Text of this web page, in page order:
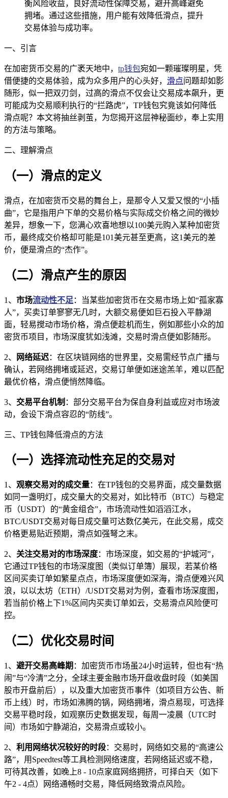
衡风险收益，良好流动性保障交易，避开高峰避免
拥堵。通过这些措施，用户能有效降低滑点，提升
交易体验与成功率。
一、引言
在加密货币交易的广袤天地中， tp钱包宛如一颗璀璨明星，凭
借便捷的交易体验，成为众多用户的心头好， 滑点问题却如影
随形，似一把双刃剑，过高的滑点不仅会让交易成本飙升，更
可能成为交易顺利执行的“拦路虎”，TP钱包究竟该如何降低
滑点呢？本文将抽丝剥茧，为您揭开这层神秘面纱，奉上实用
的方法与策略。
二、理解滑点
（一）滑点的定义
滑点，在加密货币交易的舞台上，是那令人又爱又恨的“小插
曲”，它是指用户下单的交易价格与实际成交价格之间的微妙
差异，想象一下，您满心欢喜地想以100美元购入某种加密货
币，最终成交价格却可能是101美元甚至更高，这1美元的差
价，便是滑点的“杰作”。
（二）滑点产生的原因
1、 市场流动性不足 ：当某些加密货币在交易市场上如“孤家寡
人”，买卖订单寥寥无几时，大额交易便如巨石投入平静湖
面，轻易搅动市场价格，滑点便趁机而生，例如那些小众的加
密货币项目，市场深度犹如浅滩，交易时滑点便如影随形。
2、 网络延迟：在区块链网络的世界里，交易需经节点广播与
确认，若网络拥堵或延迟，交易订单便如迷途羔羊，难以匹配
最优价格，滑点便悄然降临。
3、 交易平台机制 ：部分交易平台为保自身利益或应对市场波
动，会设下滑点容忍的“防线”。
三、TP钱包降低滑点的方法
（一）选择流动性充足的交易对
1、 观察交易对的成交量：在TP钱包的交易界面，成交量数据
如同一盏明灯，成交量大的交易对，如比特币（BTC）与稳定
币（USDT）的“黄金组合”，市场流动性如滔滔江水，
BTC/USDT交易对每日成交量可达数亿美元，在此交易，成交
价格更易贴近预期，滑点如强弩之末。
2、 关注交易对的市场深度：市场深度，如交易的“护城河”，
它通过TP钱包的市场深度图（类似订单簿）展现，若某价格
区间买卖订单如繁星点点，市场深度便如深海，滑点便难兴风
浪，以以太坊（ETH）/USDT交易对为例，查看市场深度图，
若当前价格上下1%区间内买卖订单如云，交易滑点风险便可
控。
（二）优化交易时间
1、 避开交易高峰期 ：加密货币市场虽24小时运转，但也有“热
闹”与“冷清”之分，全球主要金融市场开盘收盘时段（如美国
股市开盘前后），以及重大加密货币事件（如项目方公告、新
币上线）时，市场如沸腾的锅，网络拥堵，滑点易现，可选择
交易平稳时段，如观察历史数据发现，每周一凌晨（UTC时
间）市场如宁静湖泊，交易滑点或较小。
2、 利用网络状况较好的时段：交易时，网络如交易的“高速公
路”，用Speedtest等工具检测网络速度，若网络延迟或不稳，
可待其改善，如晚上8 - 10点家庭网络拥挤，可择白天（如下
午2 - 4点）网络通畅时交易，降低网络致滑点风险。